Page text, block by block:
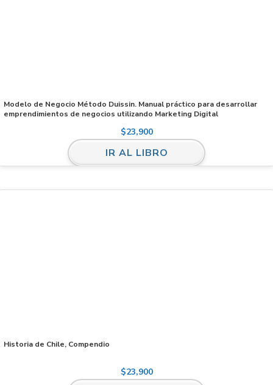
Modelo de Negocio Método Duissin. Manual práctico para desarrollar
emprendimientos de negocios utilizando Marketing Digital
$23,900
IR AL LIBRO
Historia de Chile, Compendio
$23,900